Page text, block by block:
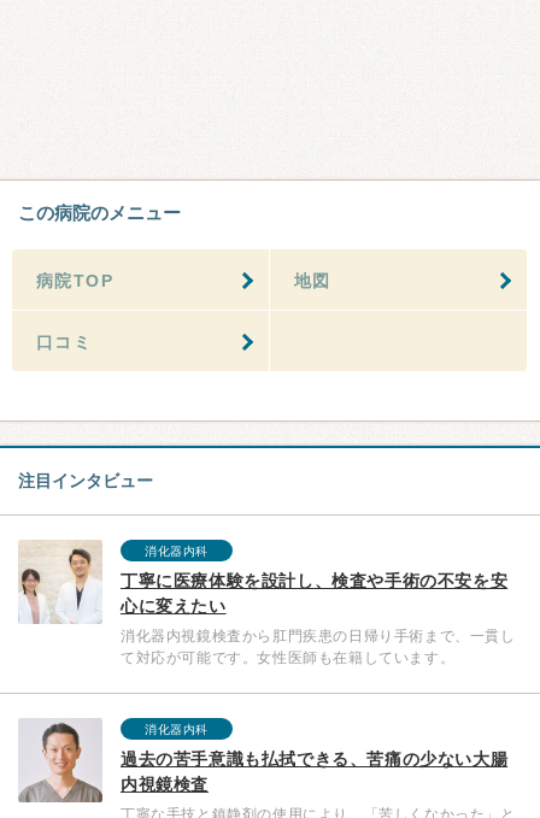
この病院のメニュー
病院TOP 地図
口コミ
注目インタビュー
消化器内科
丁寧に医療体験を設計し、検査や手術の不安を安
心に変えたい
消化器内視鏡検査から肛門疾患の日帰り手術まで、一貫し
て対応が可能です。女性医師も在籍しています。
消化器内科
過去の苦手意識も払拭できる、苦痛の少ない大腸
内視鏡検査
丁寧な手技と鎮静剤の使用により、「苦しくなかった」と